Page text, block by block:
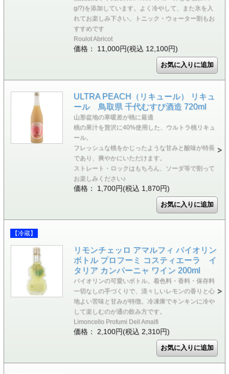
g/?)を添加しています。よく冷やして、また氷を入
れてお楽しみ下さい。トニック・ウォーター割もお
すすめです
Roulot Abricot
価格： 11,000円(税込 12,100円)
ULTRA PEACH（リキュール） リキュ
ール 鳥取県 千代むすび酒造 720ml
山形盆地の寒暖差が桃に最適
桃の果汁を贅沢に40%使用した、ウルトラ桃リキュ
ール。
フレッシュな桃をかじったような甘みと酸味が特長
であり、爽やかにいただけます。
ストレート・ロックはもちろん、ソーダ等で割って
お楽しみください♪
価格： 1,700円(税込 1,870円)
【冷蔵】
リモンチェッロ アマルフィ バイオリン
ボトル プロフーミ コスティエーラ イ
タリア カンパーニャ ワイン 200ml
バイオリンの可愛いボトル。着色料・香料・保存料
一切なしの手づくりで、清々しいレモンの香りと心
地よい苦味と甘みが特徴。冷凍庫でキンキンに冷や
して楽しむのが通の飲み方です。
Limoncello Profumi Dell Amalfi
価格： 2,100円(税込 2,310円)